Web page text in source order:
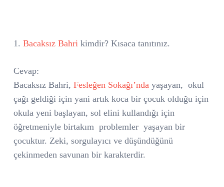
1. Bacaksız Bahri kimdir? Kısaca tanıtınız.
Cevap:
Bacaksız Bahri, Fesleğen Sokağı’nda yaşayan, okul
çağı geldiği için yani artık koca bir çocuk olduğu için
okula yeni başlayan, sol elini kullandığı için
öğretmeniyle birtakım problemler yaşayan bir
çocuktur. Zeki, sorgulayıcı ve düşündüğünü
çekinmeden savunan bir karakterdir.